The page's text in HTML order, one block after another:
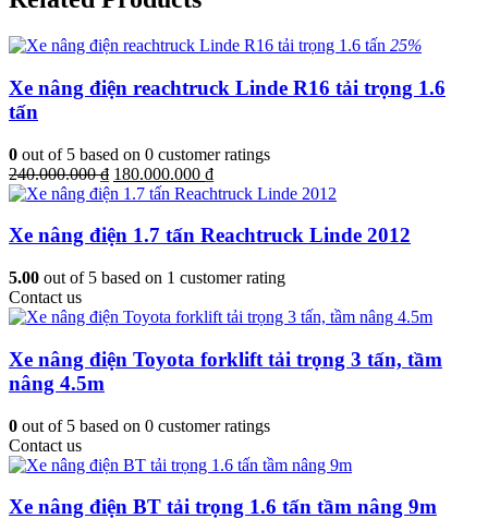
25%
Xe nâng điện reachtruck Linde R16 tải trọng 1.6
tấn
0 out of 5 based on 0 customer ratings
240.000.000₫ Giá
gốc
240.000.000 ₫.
180.000.000 ₫Giá
hiện
là:
Xe nâng điện 1.7 tấn Reachtruck Linde 2012
5.00 out of 5 based on 1 customer rating
Contact us
Xe nâng điện Toyota forklift tải trọng 3 tấn, tầm
nâng 4.5m
0 out of 5 based on 0 customer ratings
Contact us
Xe nâng điện BT tải trọng 1.6 tấn tầm nâng 9m